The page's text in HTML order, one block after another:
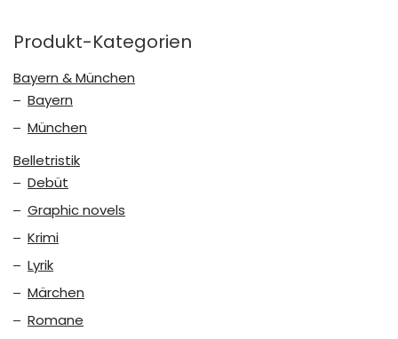
Produkt-Kategorien
Bayern & München
Bayern
München
Belletristik
Debüt
Graphic novels
Krimi
Lyrik
Märchen
Romane